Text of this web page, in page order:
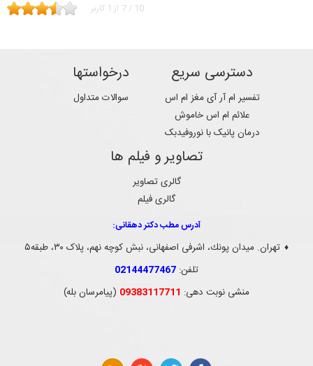
7 / 10 از 1 کاربر
دسترسی سریع
تفسیر ام آر آی مغز ام اس
علائم ام اس خاموش
درمان پانیک با نوروفیدبک
درخواستها
سوالات متداول
تصاویر و فیلم ها
گالری تصاویر
گالری فیلم
آدرس مطب دکتر دهقانی:
♦ تهران. ميدان پونك، اشرفی اصفهانی، نبش کوچه نهم، پلاک ۳۰، طبقه۵
تلفن: 02144477467
منشی نوبت دهی: 09383117711 (پیامرسان بله)